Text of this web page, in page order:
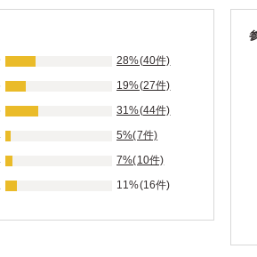
28%(40件)
19%(27件)
31%(44件)
5%(7件)
7%(10件)
11%(16件)